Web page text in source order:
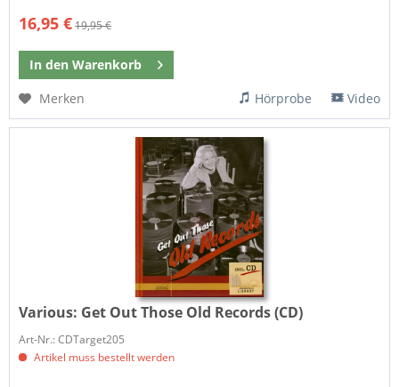
16,95 €19,95 €
In den Warenkorb
Merken
Hörprobe Video
Various: Get Out Those Old Records (CD)
Art-Nr.: CDTarget205
Artikel muss bestellt werden